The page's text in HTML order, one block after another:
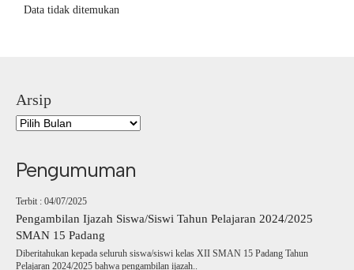
Data tidak ditemukan
Arsip
Pengumuman
Terbit : 04/07/2025
Pengambilan Ijazah Siswa/Siswi Tahun Pelajaran 2024/2025
SMAN 15 Padang
Diberitahukan kepada seluruh siswa/siswi kelas XII SMAN 15 Padang Tahun
Pelajaran 2024/2025 bahwa pengambilan ijazah..